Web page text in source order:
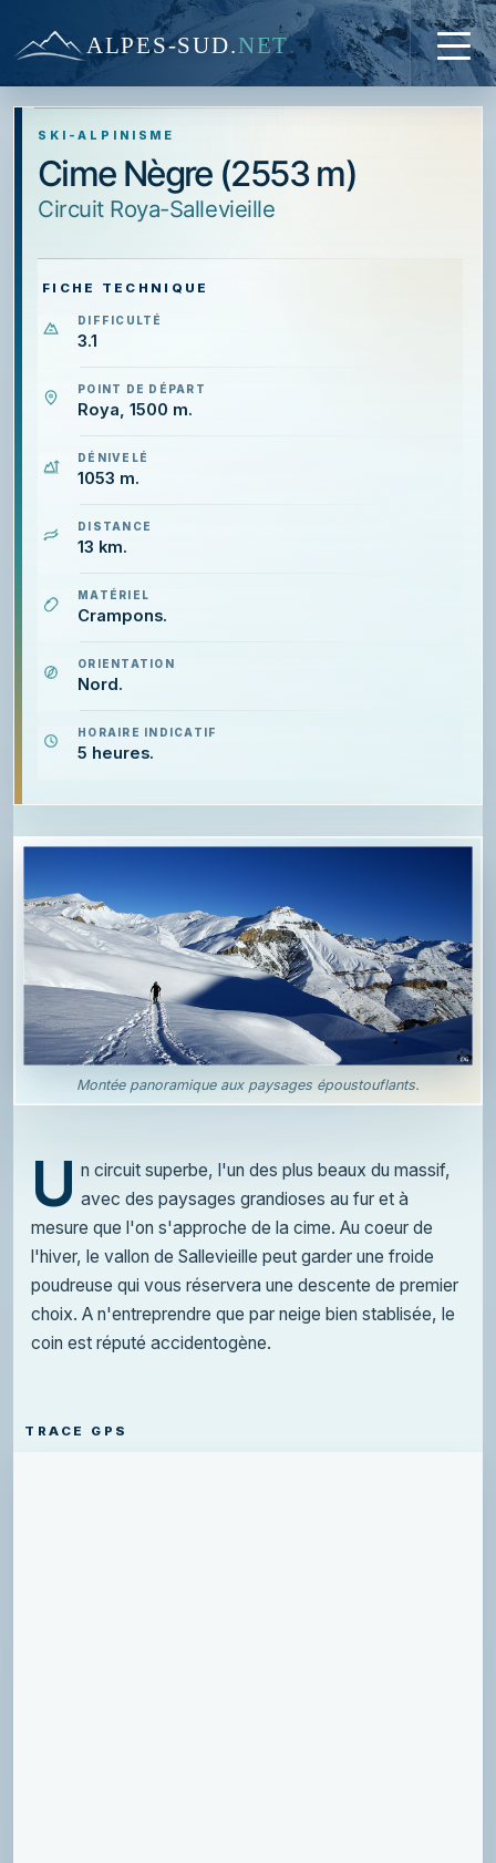
ALPES-SUD.NET
SKI-ALPINISME
Cime Nègre (2553 m)
circuit Roya-Sallevieille
FICHE TECHNIQUE
DIFFICULTÉ
3.1
POINT DE DÉPART
Roya, 1500 m.
DÉNIVELÉ
1053 m.
DISTANCE
13 km.
MATÉRIEL
Crampons.
ORIENTATION
Nord.
HORAIRE INDICATIF
5 heures.
Montée panoramique aux paysages époustouflants.
U n circuit superbe, l'un des plus beaux du massif,
avec des paysages grandioses au fur et à
mesure que l'on s'approche de la cime. Au coeur de
l'hiver, le vallon de Sallevieille peut garder une froide
poudreuse qui vous réservera une descente de premier
choix. A n'entreprendre que par neige bien stablisée, le
coin est réputé accidentogène.
TRACE GPS